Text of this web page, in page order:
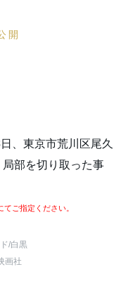
開
、東京市荒川区尾久
部を切り取った事
ご指定ください。
/白黒
画社